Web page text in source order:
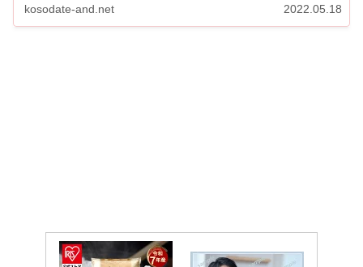
kosodate-and.net 2022.05.18